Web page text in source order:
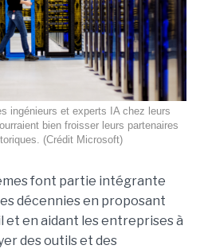
ingénieurs et experts IA chez leurs
bien froisser leurs partenaires
(Crédit Microsoft)
font partie intégrante
décennies en proposant
et en aidant les entreprises à
des outils et des